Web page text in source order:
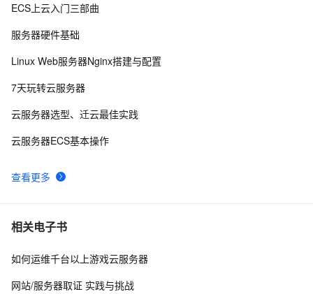
8 百度搜索：蓝易云 ，Linux Debian11服务器安装SSH，
10 使用阿里云服务器ESC部署Flask项目，完成个人开发
查看更多
ECS上云入门三部曲
服务器硬件基础
Linux Web服务器Nginx搭建与配置
7天玩转云服务器
云服务器选型、迁云最佳实践
云服务器ECS基本操作
相关电子书
如何运维千台以上游戏云服务器
网站/服务器取证 实践与挑战